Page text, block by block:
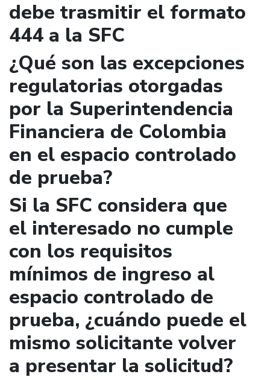
debe trasmitir el formato
444 a la SFC
¿Qué son las excepciones
regulatorias otorgadas
por la Superintendencia
Financiera de Colombia
en el espacio controlado
de prueba?
Si la SFC considera que
el interesado no cumple
con los requisitos
mínimos de ingreso al
espacio controlado de
prueba, ¿cuándo puede el
mismo solicitante volver
a presentar la solicitud?